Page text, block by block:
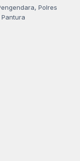
Polres